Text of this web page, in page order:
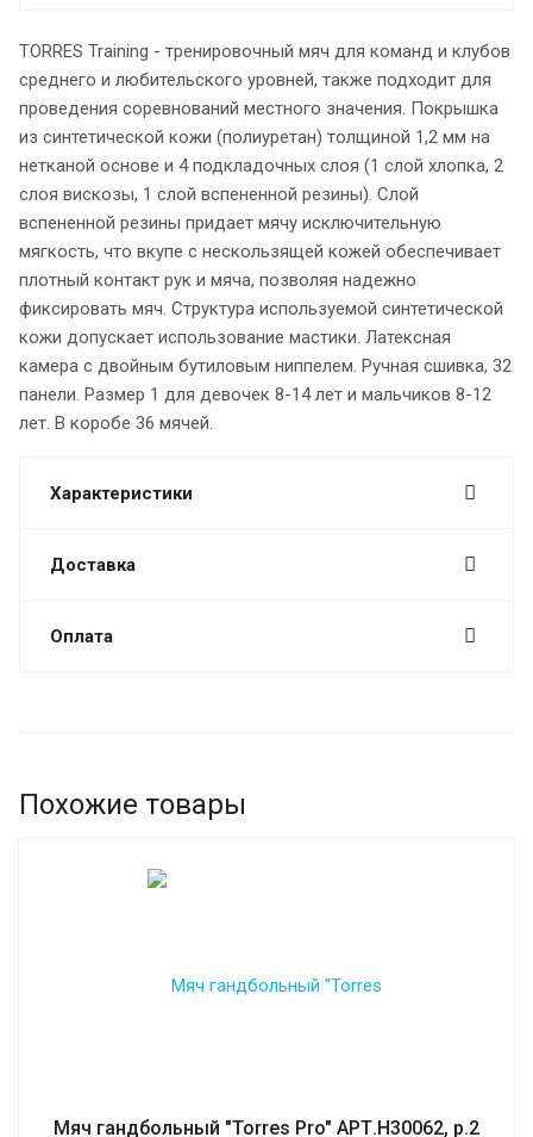
TORRES Training - тренировочный мяч для команд и клубов
среднего и любительского уровней, также подходит для
проведения соревнований местного значения. Покрышка
из синтетической кожи (полиуретан) толщиной 1,2 мм на
нетканой основе и 4 подкладочных слоя (1 слой хлопка, 2
слоя вискозы, 1 слой вспененной резины). Слой
вспененной резины придает мячу исключительную
мягкость, что вкупе с нескользящей кожей обеспечивает
плотный контакт рук и мяча, позволяя надежно
фиксировать мяч. Структура используемой синтетической
кожи допускает использование мастики. Латексная
камера с двойным бутиловым ниппелем. Ручная сшивка, 32
панели. Размер 1 для девочек 8-14 лет и мальчиков 8-12
лет. В коробе 36 мячей.
Характеристики
Доставка
Оплата
Похожие товары
Мяч гандбольный "Torres Pro" АРТ.H30062, р.2